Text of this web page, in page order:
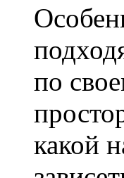
по
какой